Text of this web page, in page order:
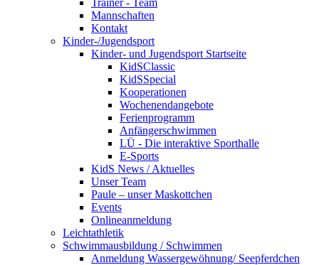
Mannschaften
Kontakt
Kinder-/Jugendsport
Kinder- und Jugendsport Startseite
KidSClassic
KidSSpecial
Kooperationen
Wochenendangebote
Ferienprogramm
Anfängerschwimmen
LÜ - Die interaktive Sporthalle
E-Sports
KidS News / Aktuelles
Unser Team
Paule – unser Maskottchen
Events
Onlineanmeldung
Leichtathletik
Schwimmausbildung / Schwimmen
Anmeldung Wassergewöhnung/ Seepferdchen